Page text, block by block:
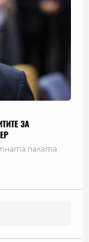
ЗА
палата